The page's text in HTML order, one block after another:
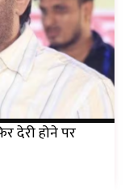
देरी होने पर